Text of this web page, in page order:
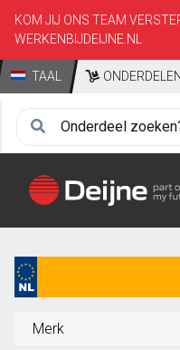
KOM JIJ ONS TEAM
WERKENBIJDEIJNE.NL
TAAL ONDERDELEN